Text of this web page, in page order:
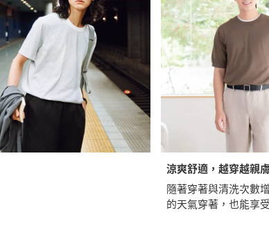
涼爽舒適，越穿越親
隨著穿著與清洗次數
的天氣穿著，也能享